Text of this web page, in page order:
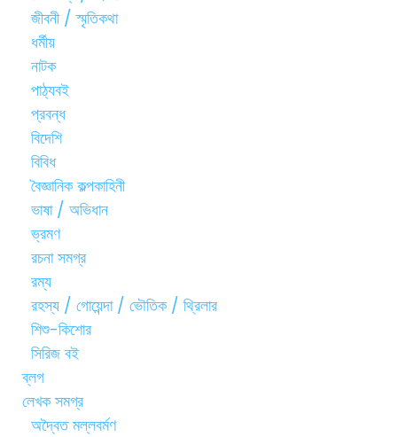
জীবনী / স্মৃতিকথা
ধর্মীয়
নাটক
পাঠ্যবই
প্রবন্ধ
বিদেশি
বিবিধ
বৈজ্ঞানিক কল্পকাহিনী
ভাষা / অভিধান
ভ্রমণ
রচনা সমগ্র
রম্য
রহস্য / গোয়েন্দা / ভৌতিক / থ্রিলার
শিশু-কিশোর
সিরিজ বই
ব্লগ
লেখক সমগ্র
অদ্বৈত মল্লবর্মণ